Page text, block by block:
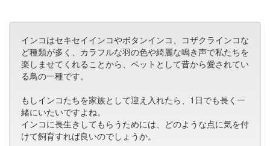
インコはセキセイインコやボタンインコ、コザクラインコな
ど種類が多く、カラフルな羽の色や綺麗な鳴き声で私たちを
楽しませてくれることから、ペットとして昔から愛されてい
る鳥の一種です。
もしインコたちを家族として迎え入れたら、1日でも長く一
緒にいたいですよね。
インコに長生きしてもらうためには、どのような点に気を付
けて飼育すれば良いのでしょうか。